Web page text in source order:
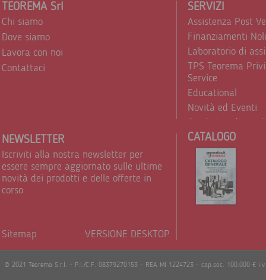
TEOREMA Srl
Chi siamo
Dove siamo
Lavora con noi
Contattaci
SERVIZI
Assistenza Post
Finanziamenti
Laboratorio di
TPS Teorema
Service
Educational
Novità ed Eventi
Condizioni di
Trattamento dei
NEWSLETTER
Iscriviti alla nostra newsletter per
essere sempre aggiornato sulle ultime
novità dei prodotti e delle offerte in
corso
Sitemap VERSIONE DESKTOP
CATALOGO
© 2021 Teorema S.r.l. - P.I./C.F. 08379270153 - REA MI 1224723 - cap.soc. 100.000 €